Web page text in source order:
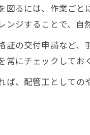
図るには、作業ご
ジすることで、自
証の交付申請など
にチェックしてお
ば、配管工として